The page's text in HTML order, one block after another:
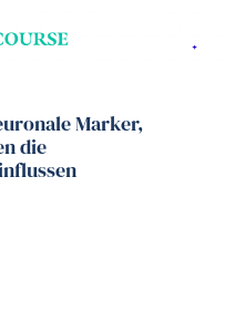
Marker,
die